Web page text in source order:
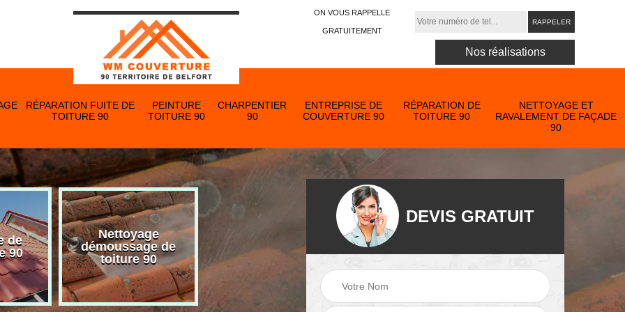
ON VOUS RAPPELLE
GRATUITEMENT
Nos réalisations
RÉPARATION FUITE DE
TOITURE 90
PEINTURE
TOITURE 90
CHARPENTIER
90
ENTREPRISE DE
COUVERTURE 90
RÉPARATION DE
TOITURE 90
NETTOYAGE ET
RAVALEMENT DE FAÇADE
90
de
90
Nettoyage
démoussage de
toiture 90
de gouttière 90
Nettoyage et
ravalement de
façade 90
DEVIS GRATUIT